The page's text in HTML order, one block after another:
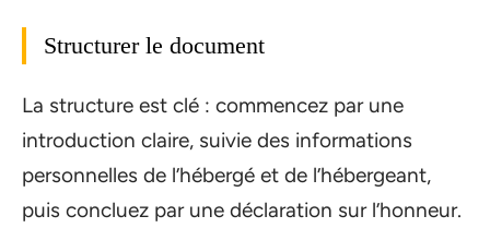
Structurer le document
La structure est clé : commencez par une
introduction claire, suivie des informations
personnelles de l’hébergé et de l’hébergeant,
puis concluez par une déclaration sur l’honneur.